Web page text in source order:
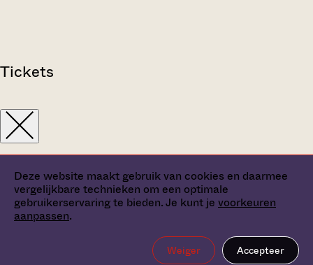
Deze website maakt gebruik van cookies en daarmee
vergelijkbare technieken om een optimale
gebruikerservaring te bieden. Je kunt je voorkeuren
aanpassen.
Weiger Accepteer
Tickets